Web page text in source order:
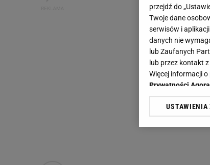
przejdź do
Twoje dane
serwisów i
danych nie
lub Zaufanych
lub przez kontakt
Więcej informacji
Prywatności Agora
Klikając
Zaufanych
USTAWIENIA